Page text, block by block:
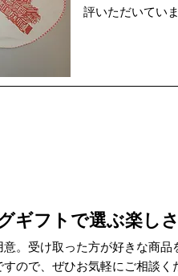
評いただいてい
ギフトで選ぶ楽し
。受け取った方が好きな商
ので、ぜひお気軽にご相談く